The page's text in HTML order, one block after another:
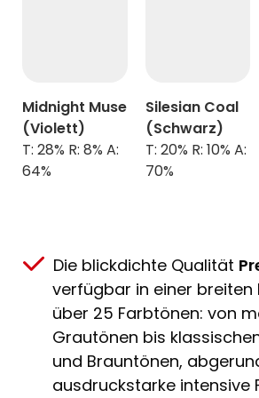
Midnight Muse
(Violett)
T: 28% R: 8% A:
64%
Silesian Coal
(Schwarz)
T: 20% R: 10% A:
70%
Die blickdichte Qualität
verfügbar in einer breiten
über 25 Farbtönen: von
Grautönen bis
und Brauntönen,
ausdruckstarke intensive